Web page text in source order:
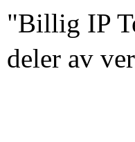
"Billig IP
deler av